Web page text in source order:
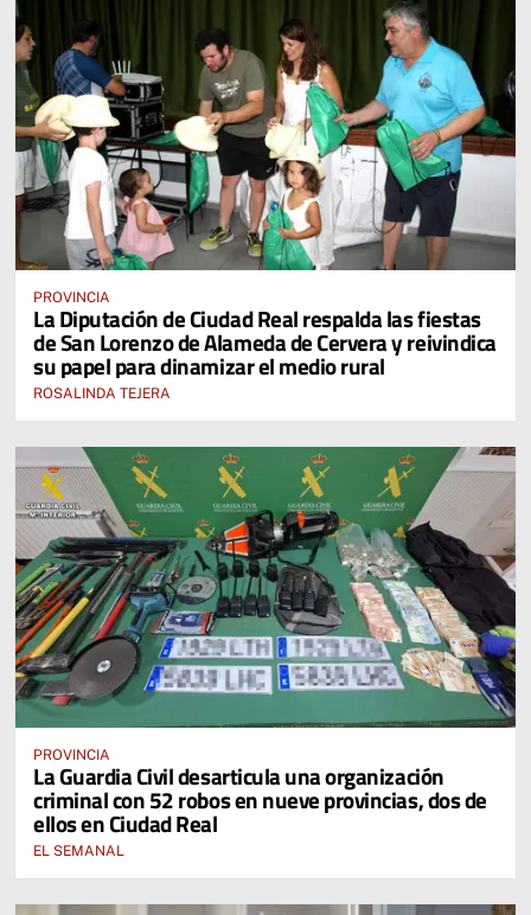
PROVINCIA
La Diputación de Ciudad Real respalda las fiestas
de San Lorenzo de Alameda de Cervera y reivindica
su papel para dinamizar el medio rural
ROSALINDA TEJERA
PROVINCIA
La Guardia Civil desarticula una organización
criminal con 52 robos en nueve provincias, dos de
ellos en Ciudad Real
EL SEMANAL